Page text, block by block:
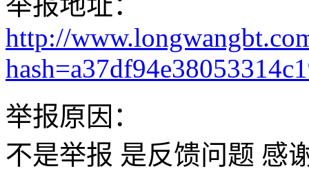
http://
举报原因：
不是举报 是反馈问题 感